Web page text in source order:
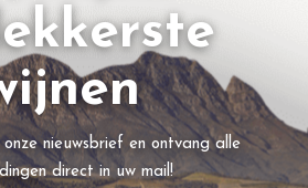
nieuwsbrief en ontvang alle
direct in uw mail!